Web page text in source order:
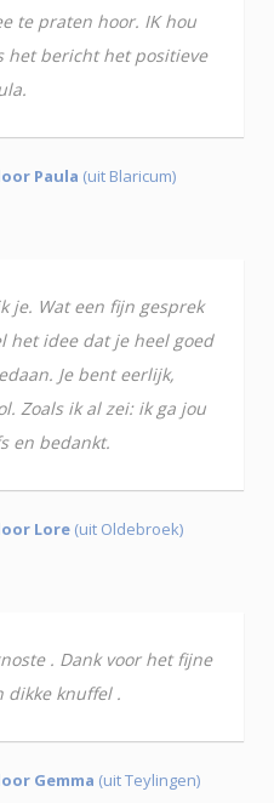
te praten hoor. IK hou
het bericht het positieve
Paula (uit Blaricum)
je. Wat een fijn gesprek
het idee dat je heel goed
Je bent eerlijk,
Zoals ik al zei: ik ga jou
en bedankt.
Lore (uit Oldebroek)
. Dank voor het fijne
dikke knuffel .
Gemma (uit Teylingen)